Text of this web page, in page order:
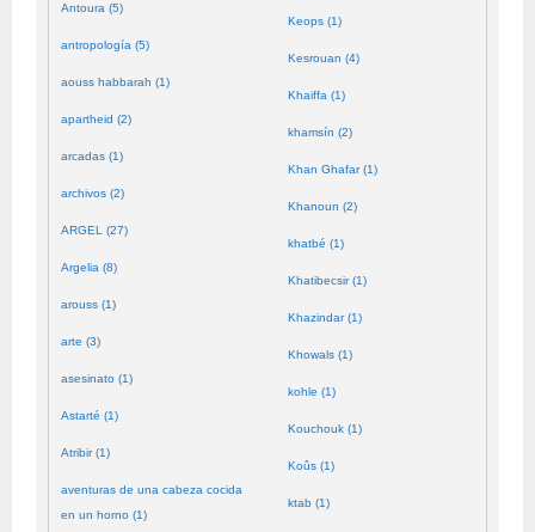
Antoura (5)
antropología (5)
aouss habbarah (1)
apartheid (2)
arcadas (1)
archivos (2)
ARGEL (27)
Argelia (8)
arouss (1)
arte (3)
asesinato (1)
Astarté (1)
Atribir (1)
aventuras de una cabeza cocida
en un horno (1)
Keops (1)
Kesrouan (4)
Khaiffa (1)
khamsín (2)
Khan Ghafar (1)
Khanoun (2)
khatbé (1)
Khatibecsir (1)
Khazindar (1)
Khowals (1)
kohle (1)
Kouchouk (1)
Koûs (1)
ktab (1)